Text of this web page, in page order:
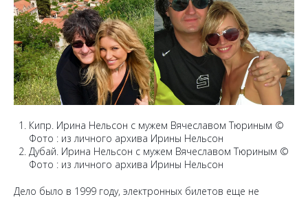
Кипр. Ирина Нельсон с мужем Вячеславом Тюриным ©
Фото : из личного архива Ирины Нельсон
Дубай. Ирина Нельсон с мужем Вячеславом Тюриным ©
Фото : из личного архива Ирины Нельсон
Дело было в 1999 году, электронных билетов еще не